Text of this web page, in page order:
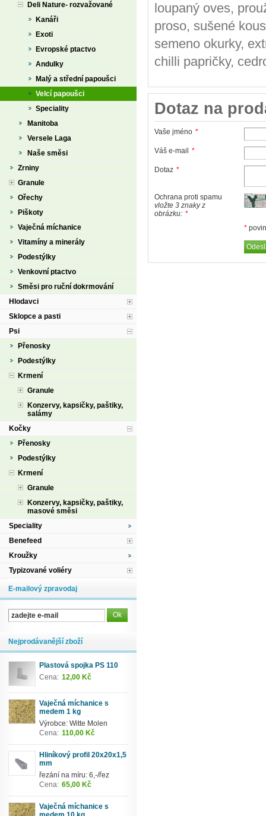
loupaný oves,
proso, sušené
semeno okurky,
chilli papričky,
Dotaz na
Vaše jméno *
Váš e-mail *
Dotaz *
Ochrana proti spamu
vložte 3 znaky z
obrázku: *
*
Deli Nature- rozvažované
Kanáři
Exoti
Evropské ptactvo
Andulky
Malý a střední papoušci
Velcí papoušci
Speciality
Manitoba
Versele Laga
Naše směsi
Zrniny
Granule
Ořechy
Piškoty
Vaječná míchanice
Vitamíny a minerály
Podestýlky
Venkovní ptactvo
Směsi pro ruční dokrmování
Hlodavci
Sklopce a pasti
Psi
Přenosky
Podestýlky
Krmení
Granule
Konzervy, kapsičky, paštiky,
salámy
Kočky
Přenosky
Podestýlky
Krmení
Granule
Konzervy, kapsičky, paštiky,
masové směsi
Speciality
Benefeed
Kroužky
Typizované voliéry
E-mailový zpravodaj
Nejprodávanější zboží
Plastová spojka PS 110
Cena: 12,00 Kč
Vaječná míchanice s
medem 1 kg
Výrobce: Witte Molen
Cena: 110,00 Kč
Hliníkový profil 20x20x1,5
mm
řezání na míru: 6,-/řez
Cena: 65,00 Kč
Vaječná míchanice s